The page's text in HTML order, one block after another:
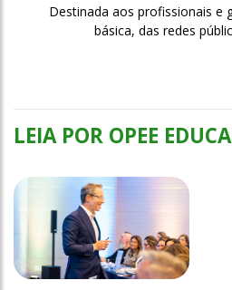
Destinada aos profissionais e
básica, das redes
LEIA POR OPEE